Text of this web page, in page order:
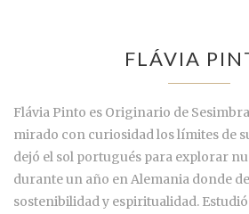
FLÁVIA
Flávia Pinto es Originario de
mirado con curiosidad los límites de
dejó el sol portugués para explorar
durante un año en Alemania donde
sostenibilidad y espiritualidad.